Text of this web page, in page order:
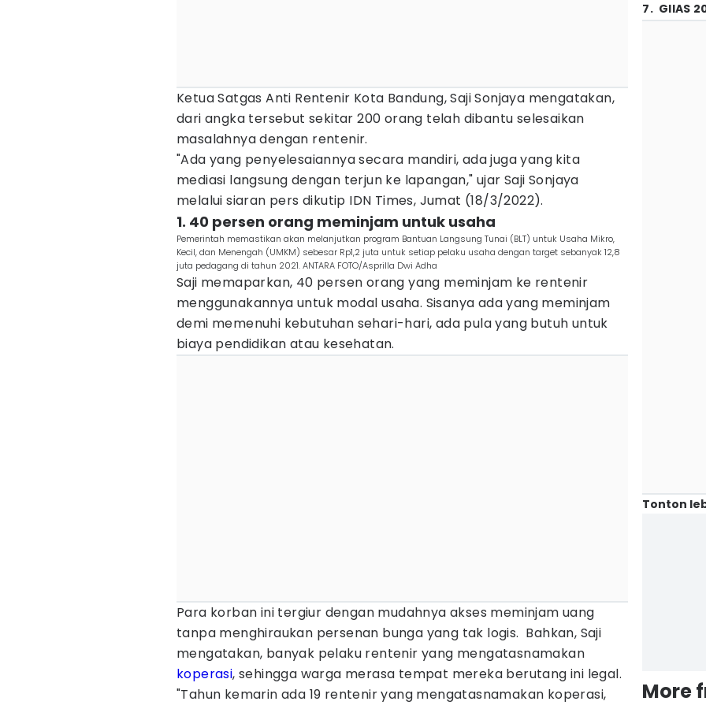
Ketua Satgas Anti Rentenir Kota Bandung, Saji Sonjaya mengatakan,
dari angka tersebut sekitar 200 orang telah dibantu selesaikan
masalahnya dengan rentenir.
"Ada yang penyelesaiannya secara mandiri, ada juga yang kita
mediasi langsung dengan terjun ke lapangan," ujar Saji Sonjaya
melalui siaran pers dikutip IDN Times, Jumat (18/3/2022).
1. 40 persen orang meminjam untuk usaha
Pemerintah memastikan akan melanjutkan program Bantuan Langsung Tunai (BLT) untuk Usaha Mikro,
Kecil, dan Menengah (UMKM) sebesar Rp1,2 juta untuk setiap pelaku usaha dengan target sebanyak 12,8
juta pedagang di tahun 2021. ANTARA FOTO/Asprilla Dwi Adha
Saji memaparkan, 40 persen orang yang meminjam ke rentenir
menggunakannya untuk modal usaha. Sisanya ada yang meminjam
demi memenuhi kebutuhan sehari-hari, ada pula yang butuh untuk
biaya pendidikan atau kesehatan.
Para korban ini tergiur dengan mudahnya akses meminjam uang
tanpa menghiraukan persenan bunga yang tak logis. Bahkan, Saji
mengatakan, banyak pelaku rentenir yang mengatasnamakan
koperasi, sehingga warga merasa tempat mereka berutang ini legal.
"Tahun kemarin ada 19 rentenir yang mengatasnamakan koperasi,
7. GIIAS
Tonton
More